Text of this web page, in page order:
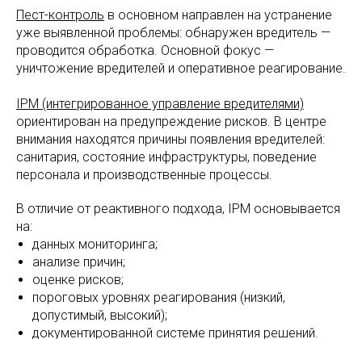
Пест-контроль в основном направлен на устранение
уже выявленной проблемы: обнаружен вредитель —
проводится обработка. Основной фокус —
уничтожение вредителей и оперативное реагирование.
IPM (интегрированное управление вредителями)
ориентирован на предупреждение рисков. В центре
внимания находятся причины появления вредителей:
санитария, состояние инфраструктуры, поведение
персонала и производственные процессы.
В отличие от реактивного подхода, IPM основывается
на:
данных мониторинга;
анализе причин;
оценке рисков;
пороговых уровнях реагирования (низкий,
допустимый, высокий);
документированной системе принятия решений.